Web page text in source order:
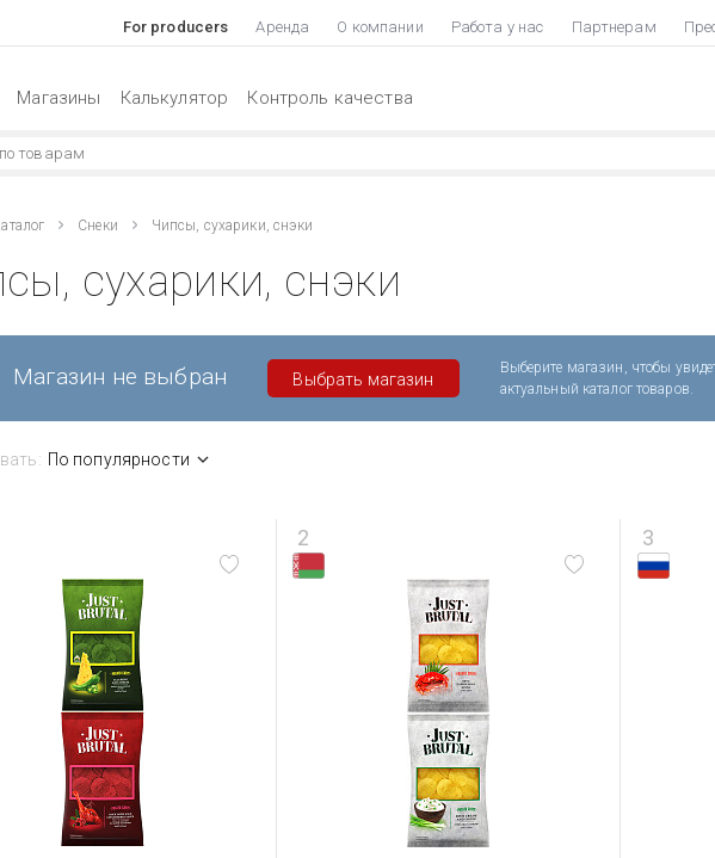
For producers Аренда О компании Работа у нас Партнерам
Магазины Калькулятор Контроль качества
Снеки Чипсы, сухарики, снэки
сухарики, снэки
Магазин не выбран Выбрать магазин
Выберите магазин, чтобы
актуальный каталог товаров.
По популярности
2 3